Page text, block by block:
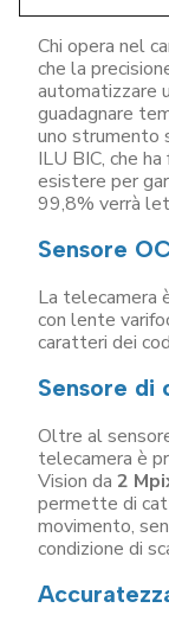
Chi opera nel
che la
automatizzare
guadagnare
uno strumento
ILU BIC, che
esistere per
99,8% verrà
Sensore
La telecamera
con lente
caratteri dei
Sensore di
Oltre al
telecamera è
Vision da 2
permette di
movimento,
condizione di